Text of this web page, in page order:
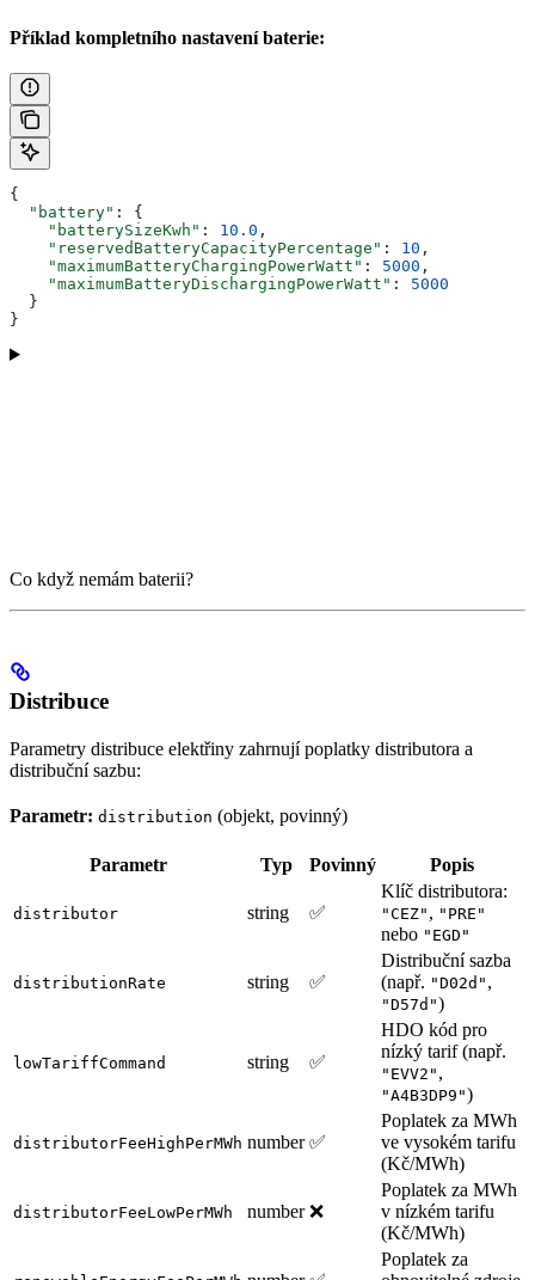
Příklad kompletního nastavení baterie:
{
  "battery"
: {
    "batterySizeKwh"
: 10.0 ,
    "reservedBatteryCapacityPercentage"
: 10 ,
    "maximumBatteryChargingPowerWatt"
: 5000 ,
    "maximumBatteryDischargingPowerWatt"
: 5000
  }
}
Co když nemám baterii?
Distribuce
Parametry distribuce elektřiny zahrnují poplatky distributora a
distribuční sazbu:
Parametr: distribution (objekt, povinný)
Parametr Typ Povinný Popis
distributor string ✅
Klíč distributora:
"CEZ" , "PRE"
nebo "EGD"
distributionRate string ✅
Distribuční sazba
(např. "D02d" ,
"D57d")
lowTariffCommand string ✅
HDO kód pro
nízký tarif (např.
"EVV2" ,
"A4B3DP9")
distributorFeeHighPerMWh number ✅
Poplatek za MWh
ve vysokém tarifu
(Kč/MWh)
distributorFeeLowPerMWh number ❌
Poplatek za MWh
v nízkém tarifu
(Kč/MWh)
Poplatek za